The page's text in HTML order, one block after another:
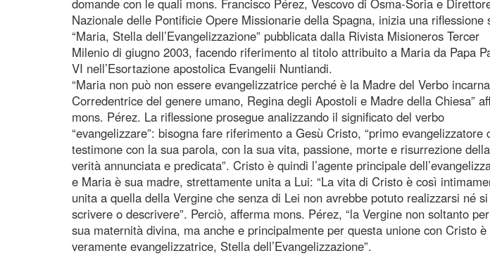
domande con le quali mons. Francisco Pérez, Vescovo di Osma-Soria e
Nazionale delle Pontificie Opere Missionarie della Spagna, inizia una riflessione
“Maria, Stella dell’Evangelizzazione” pubblicata dalla Rivista Misioneros Tercer
Milenio di giugno 2003, facendo riferimento al titolo attribuito a Maria da Papa
VI nell’Esortazione apostolica Evangelii Nuntiandi.
“Maria non può non essere evangelizzatrice perché è la Madre del Verbo
Corredentrice del genere umano, Regina degli Apostoli e Madre della Chiesa”
mons. Pérez. La riflessione prosegue analizzando il significato del verbo
“evangelizzare”: bisogna fare riferimento a Gesù Cristo, “primo evangelizzatore
testimone con la sua parola, con la sua vita, passione, morte e risurrezione della
verità annunciata e predicata”. Cristo è quindi l’agente principale
e Maria è sua madre, strettamente unita a Lui: “La vita di Cristo è così
unita a quella della Vergine che senza di Lei non avrebbe potuto realizzarsi né
scrivere o descrivere”. Perciò, afferma mons. Pérez, “la Vergine non soltanto
sua maternità divina, ma anche e principalmente per questa unione con Cristo è
veramente evangelizzatrice, Stella dell’Evangelizzazione”.